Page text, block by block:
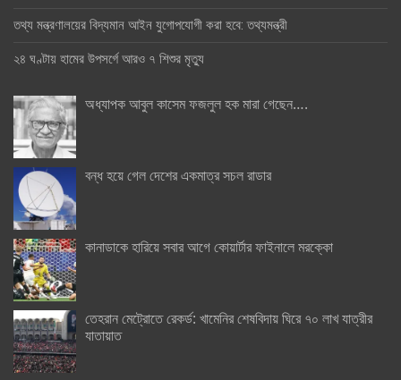
তথ্য মন্ত্রণালয়ের বিদ্যমান আইন যুগোপযোগী করা হবে: তথ্যমন্ত্রী
২৪ ঘণ্টায় হামের উপসর্গে আরও ৭ শিশুর মৃত্যু
অধ্যাপক আবুল কাসেম ফজলুল হক মারা গেছেন….
বন্ধ হয়ে গেল দেশের একমাত্র সচল রাডার
কানাডাকে হারিয়ে সবার আগে কোয়ার্টার ফাইনালে মরক্কো
তেহরান মেট্রোতে রেকর্ড: খামেনির শেষবিদায় ঘিরে ৭০ লাখ যাত্রীর
যাতায়াত